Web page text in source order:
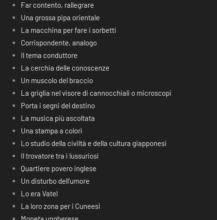
Far contento, rallegrare
Una grossa pipa orientale
La macchina per fare i sorbetti
Corrispondente, analogo
Il tema conduttore
La cerchia delle conoscenze
Un muscolo del braccio
La griglia nel visore di cannocchiali o microscopi
Porta i segni del destino
La musica più ascoltata
Una stampa a colori
Lo studio della civiltà e della cultura giapponesi
Il trovatore tra i lussuriosi
Quartiere povero inglese
Un disturbo dell’umore
Lo era Vatel
La loro zona per i Cuneesi